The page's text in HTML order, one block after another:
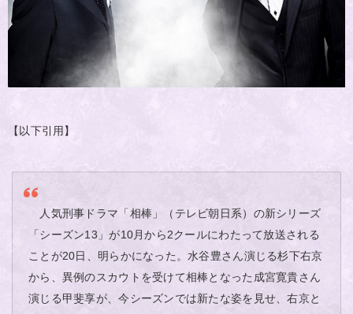
【以下引用】
人気刑事ドラマ「相棒」（テレビ朝日系）の新シリーズ
「シーズン13」が10月から2クールにわたって放送される
ことが20日、明らかになった。水谷豊さん演じる杉下右京
から、異例のスカウトを受けて相棒となった成宮寛貴さん
演じる甲斐享が、今シーズンでは新たな姿を見せ、右京と